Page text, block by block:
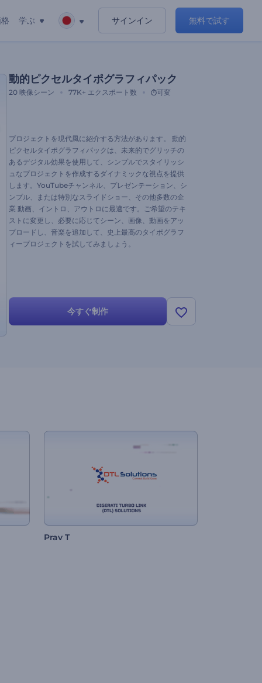
学ぶ サインイン 無料で試す
動的ピクセルタイポグラフィパック
20 映像シーン 77K+ エクスポート数 可変
プロジェクトを現代風に紹介する方法があります。 動的
ピクセルタイポグラフィパックは、未来的でグリッチの
あるデジタル効果を使用して、シンプルでスタイリッシ
ュなプロジェクトを作成するダイナミックな視点を提供
します。YouTubeチャンネル、プレゼンテーション、シ
ンプル、または特別なスライドショー、その他多数の企
業 動画、イントロ、アウトロに最適です。ご希望のテキ
ストに変更し、必要に応じてシーン、画像、動画をアッ
プロードし、音楽を追加して、史上最高のタイポグラフ
ィープロジェクトを試してみましょう。
今すぐ制作
Prav T